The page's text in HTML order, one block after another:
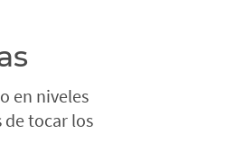
en niveles
tocar los